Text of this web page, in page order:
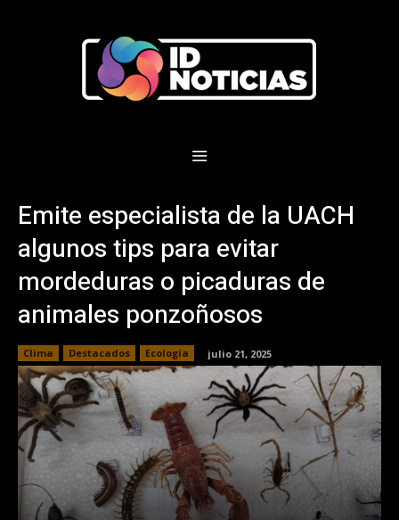
Emite especialista de la UACH
algunos tips para evitar
mordeduras o picaduras de
animales ponzoñosos
Clima Destacados Ecología julio 21, 2025